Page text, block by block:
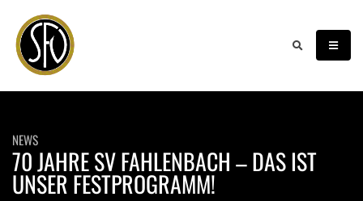
NEWS
70 JAHRE SV FAHLENBACH – DAS IST
UNSER FESTPROGRAMM!